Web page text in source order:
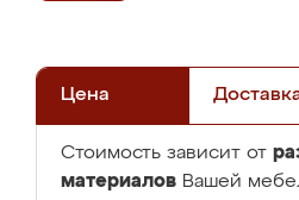
Цена
Стоимость зависит от
материалов Вашей